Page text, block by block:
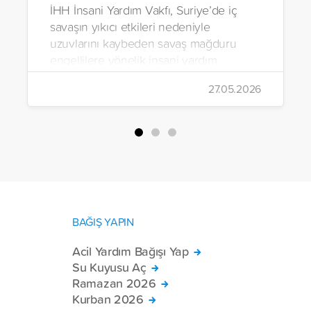
İHH İnsani Yardım Vakfı, Suriye’de iç
savaşın yıkıcı etkileri nedeniyle
uzuvlarını kaybeden savaş mağduru
engellilere yönelik insani yardım
çalışmalarını aralıksız sürdürüyor. Vakıf,
yürütülen son projeyle Suriye’nin Şam,
Halep, Hama, Humus ve İdlib
bölgelerinde zor şartlarda yaşayan
27.05.2026
BAĞIŞ YAPIN
Acil Yardım Bağışı Yap
Su Kuyusu Aç
Ramazan 2026
Kurban 2026